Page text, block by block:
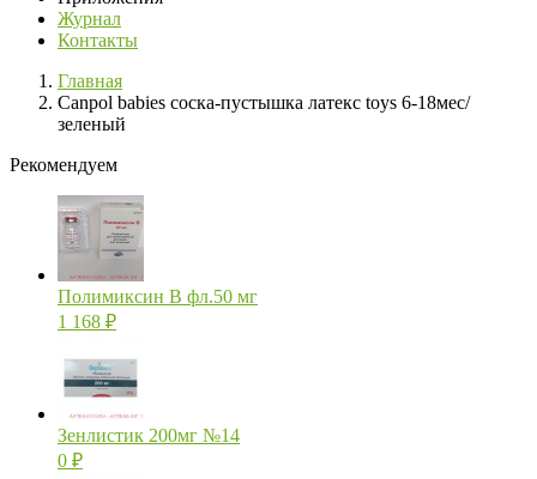
Журнал
Контакты
Главная
Canpol babies соска-пустышка латекс toys 6-18мес/
зеленый
Рекомендуем
Полимиксин В фл.50 мг
1 168 ₽
Зенлистик 200мг №14
0 ₽